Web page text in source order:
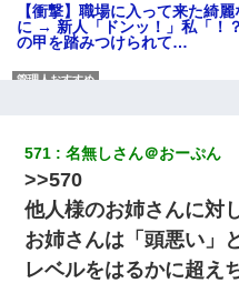
【衝撃】職場に入って来た綺
に → 新人「ドンッ！」私「！
の甲を踏みつけられて…
婚活パーティーでよく会う美
てしても結婚て難しいんだな
私（23）冗談のつもりで上司
571 名無しさん＠おーぷん
>>570
他人様のお姉さんに対
お姉さんは「頭悪い」
レベルをはるかに超え